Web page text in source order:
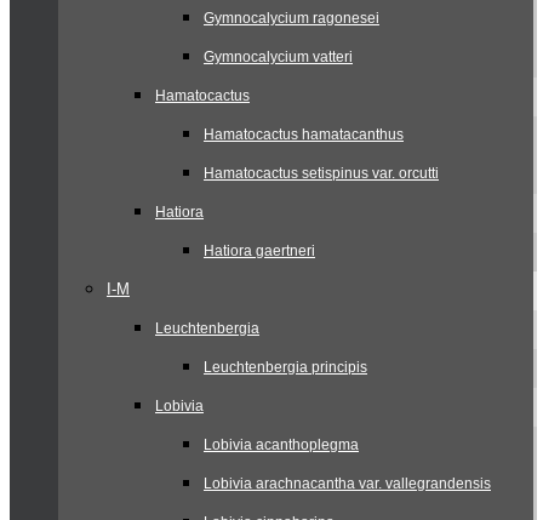
Gymnocalycium ragonesei
Gymnocalycium vatteri
Hamatocactus
Hamatocactus hamatacanthus
Hamatocactus setispinus var. orcutti
Hatiora
Hatiora gaertneri
I-M
Leuchtenbergia
Leuchtenbergia principis
Lobivia
Lobivia acanthoplegma
Lobivia arachnacantha var. vallegrandensis